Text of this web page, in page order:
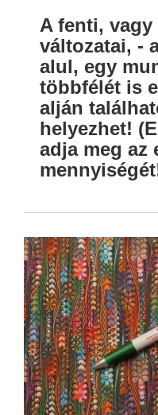
A fenti, vagy
változatai, -
alul, egy
többfélét is
alján
helyezhet!
adja meg az